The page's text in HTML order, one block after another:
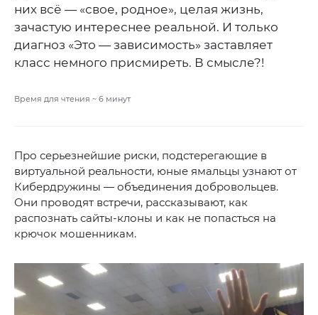
них всё — «свое, родное», целая жизнь,
зачастую интереснее реальной. И только
диагноз «Это — зависимость» заставляет
класс немного присмиреть. В смысле?!
Время для чтения ~ 6 минут
Про серьезнейшие риски, подстерегающие в
виртуальной реальности, юные ямальцы узнают от
Кибердружины — объединения добровольцев.
Они проводят встречи, рассказывают, как
распознать сайты-клоны и как не попасться на
крючок мошенникам.